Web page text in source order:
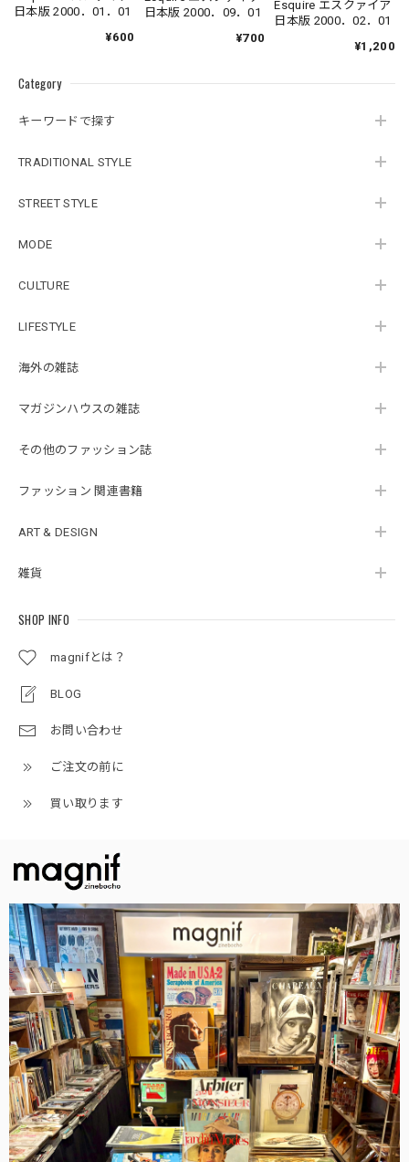
Category
キーワードで探す
TRADITIONAL STYLE
STREET STYLE
MODE
CULTURE
LIFESTYLE
海外の雑誌
マガジンハウスの雑誌
その他のファッション誌
ファッション 関連書籍
ART & DESIGN
雑貨
SHOP INFO
magnifとは？
BLOG
お問い合わせ
ご注文の前に
買い取ります
日本版 2000．01．01
¥600
日本版 2000．09．01
¥700
Esquire エスクァイア
日本版 2000．02．01
¥1,200